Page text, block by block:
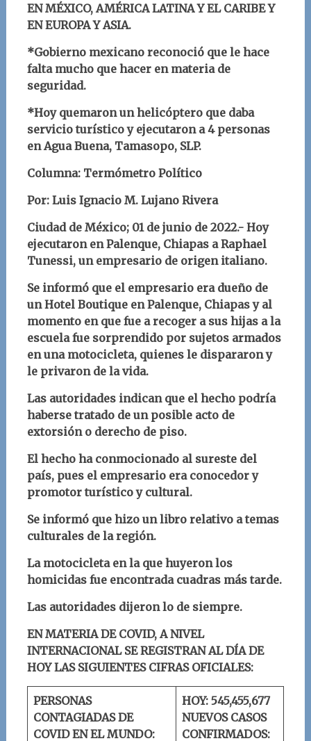
EN MÉXICO, AMÉRICA LATINA Y EL CARIBE Y
EN EUROPA Y ASIA.
*Gobierno mexicano reconoció que le hace
falta mucho que hacer en materia de
seguridad.
*Hoy quemaron un helicóptero que daba
servicio turístico y ejecutaron a 4 personas
en Agua Buena, Tamasopo, SLP.
Columna: Termómetro Político
Por: Luis Ignacio M. Lujano Rivera
Ciudad de México; 01 de junio de 2022.- Hoy
ejecutaron en Palenque, Chiapas a Raphael
Tunessi, un empresario de origen italiano.
Se informó que el empresario era dueño de
un Hotel Boutique en Palenque, Chiapas y al
momento en que fue a recoger a sus hijas a la
escuela fue sorprendido por sujetos armados
en una motocicleta, quienes le dispararon y
le privaron de la vida.
Las autoridades indican que el hecho podría
haberse tratado de un posible acto de
extorsión o derecho de piso.
El hecho ha conmocionado al sureste del
país, pues el empresario era conocedor y
promotor turístico y cultural.
Se informó que hizo un libro relativo a temas
culturales de la región.
La motocicleta en la que huyeron los
homicidas fue encontrada cuadras más tarde.
Las autoridades dijeron lo de siempre.
EN MATERIA DE COVID, A NIVEL
INTERNACIONAL SE REGISTRAN AL DÍA DE
HOY LAS SIGUIENTES CIFRAS OFICIALES:
PERSONAS
CONTAGIADAS DE
COVID EN EL MUNDO:
HOY: 545,455,677
NUEVOS CASOS
CONFIRMADOS: